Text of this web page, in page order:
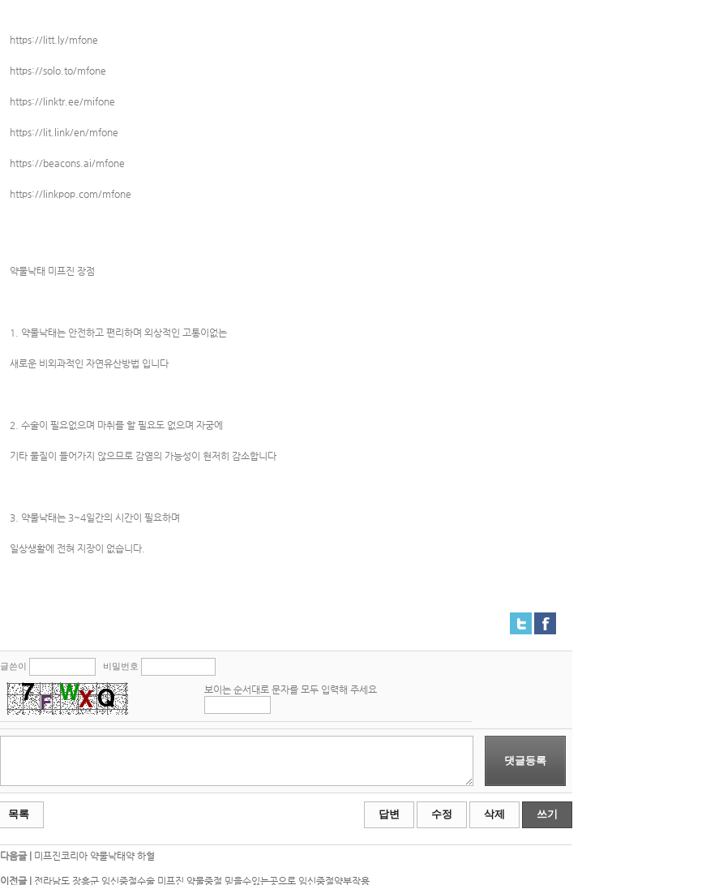
https://litt.ly/mfone
https://solo.to/mfone
https://linktr.ee/mifone
https://lit.link/en/mfone
https://beacons.ai/mfone
https://linkpop.com/mfone
약물낙태 미프진 장점
1. 약물낙태는 안전하고 편리하며 외상적인 고통이없는
새로운 비외과적인 자연유산방법 입니다
2. 수술이 필요없으며 마취를 할 필요도 없으며 자궁에
기타 물질이 들어가지 않으므로 감염의 가능성이 현저히 감소합니다
3. 약물낙태는 3~4일간의 시간이 필요하며
일상생활에 전혀 지장이 없습니다.
글쓴이 비밀번호
보이는 순서대로 문자를 모두 입력해 주세요
댓글등록
목록 답변 수정 삭제 쓰기
다음글 | 미프진코리아 약물낙­태약 하혈
이전글 | 전라남도 장흥군 임신중절수술 미프진 약물중절 믿을수있는곳으로 임신중절약부작용